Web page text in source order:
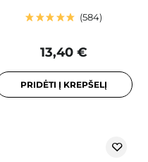
584
13,40 €
PRIDĖTI Į KREPŠELĮ